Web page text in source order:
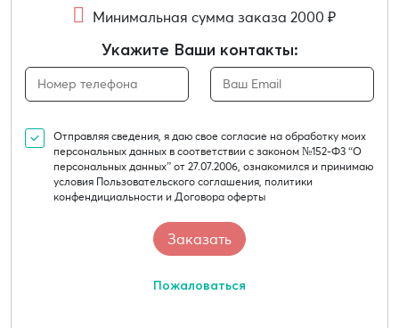
Минимальная сумма заказа 2000 ₽
Укажите Ваши контакты:
Отправляя сведения, я даю свое согласие на обработку моих
персональных данных в соответствии с законом №152-Ф3 “О
персональных данных” от 27.07.2006, ознакомился и принимаю
условия Пользовательского соглашения, политики
конфендициальности и Договора оферты
Пожаловаться